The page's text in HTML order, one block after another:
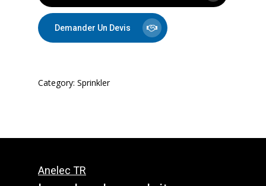
Demander Un Devis
Category: Sprinkler
Anelec TR